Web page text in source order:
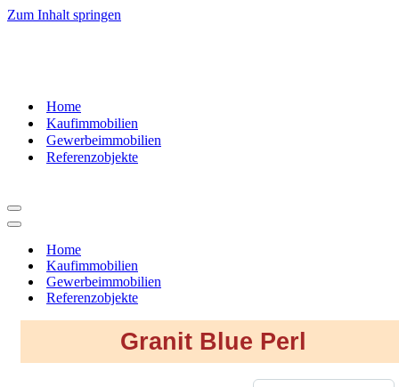
Zum Inhalt springen
Home
Kaufimmobilien
Gewerbeimmobilien
Referenzobjekte
Navigationsmenü
Navigationsmenü
Home
Kaufimmobilien
Gewerbeimmobilien
Referenzobjekte
Granit Blue Perl